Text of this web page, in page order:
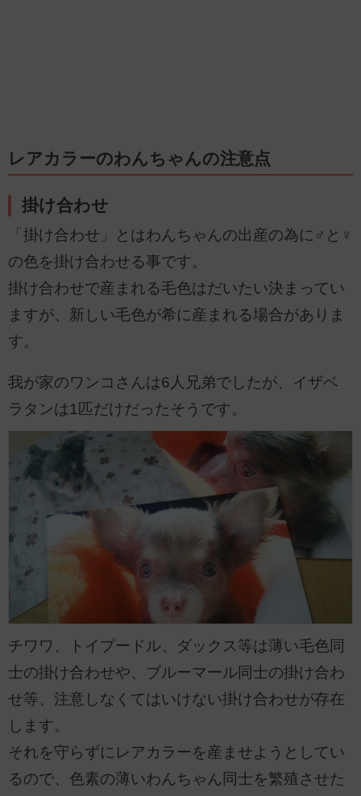
レアカラーのわんちゃんの注意点
掛け合わせ
「掛け合わせ」とはわんちゃんの出産の為に♂と♀
の色を掛け合わせる事です。
掛け合わせで産まれる毛色はだいたい決まってい
ますが、新しい毛色が希に産まれる場合がありま
す。
我が家のワンコさんは6人兄弟でしたが、イザベ
ラタンは1匹だけだったそうです。
チワワ、トイプードル、ダックス等は薄い毛色同
士の掛け合わせや、ブルーマール同士の掛け合わ
せ等、注意しなくてはいけない掛け合わせが存在
します。
それを守らずにレアカラーを産ませようとしてい
るので、色素の薄いわんちゃん同士を繁殖させた